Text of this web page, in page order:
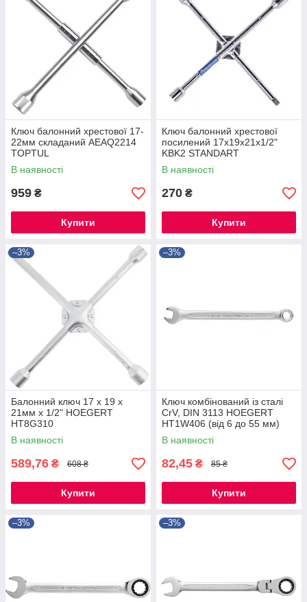
Ключ балонний хрестової 17-
22мм складаний AEAQ2214
TOPTUL
В наявності
959 ₴
Купити
Ключ балонний хрестової
посилений 17х19х21х1/2"
KBK2 STANDART
В наявності
270 ₴
Купити
–3%
Балонний ключ 17 x 19 x
21мм x 1/2" HOEGERT
HT8G310
В наявності
589,76 ₴ 608 ₴
Купити
–3%
Ключ комбінований із сталі
CrV, DIN 3113 HOEGERT
HT1W406 (від 6 до 55 мм)
В наявності
82,45 ₴ 85 ₴
Купити
–3% –3%